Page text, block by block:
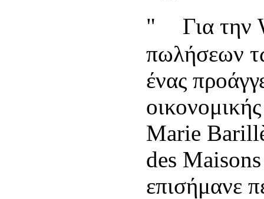
" Για την
πωλήσεων
ένας
Marie
des
επισήμανε